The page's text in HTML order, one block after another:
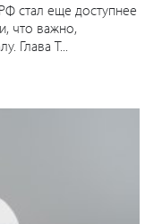
стал еще доступнее
что важно,
Глава Т...